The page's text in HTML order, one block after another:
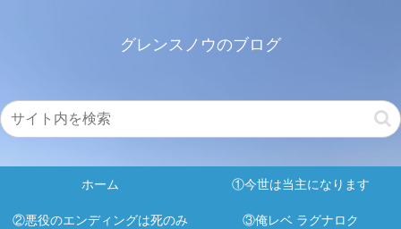
グレンスノウのブログ
ホーム ①今世は当主になります
②悪役のエンディングは死のみ ③俺レベ ラグナロク